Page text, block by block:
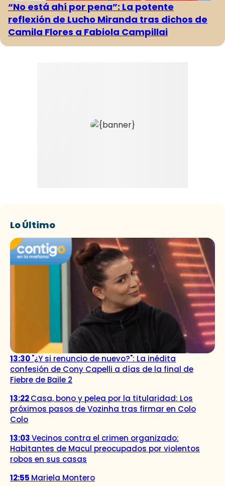
“No está ahí por pena”: La potente
reflexión de Lucho Miranda tras dichos de
Camila Flores a Fabiola Campillai
Lo Último
13:30"¿Y si renuncio de nuevo?": La inédita
confesión de Cony Capelli a días de la final de
Fiebre de Baile 2
13:22Casa, bono y pelea por la titularidad: Los
próximos pasos de Vozinha tras firmar en Colo
Colo
13:03Vecinos contra el crimen organizado:
Habitantes de Macul preocupados por violentos
robos en sus casas
12:55 Mariela Montero